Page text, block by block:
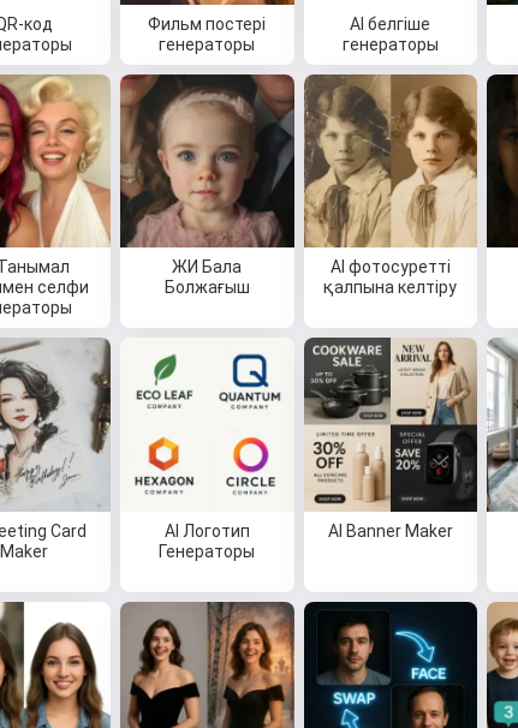
код
Фильм постері
генераторы
AI белгіше
генераторы
селфи
ЖИ Бала
Болжағыш
AI фотосуретті
қалпына келтіру
Card
Maker
AI Логотип
Генераторы
AI Banner Maker
Сәлем 👋